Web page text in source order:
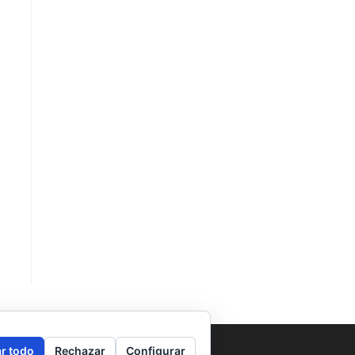
todo Rechazar Configurar